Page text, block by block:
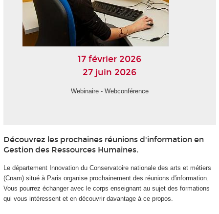
17 février 2026
27 juin 2026
Webinaire - Webconférence
Découvrez les prochaines réunions d'information en
Gestion des Ressources Humaines.
Le département Innovation du Conservatoire nationale des arts et métiers
(Cnam) situé à Paris organise prochainement des réunions d'information.
Vous pourrez échanger avec le corps enseignant au sujet des formations
qui vous intéressent et en découvrir davantage à ce propos.